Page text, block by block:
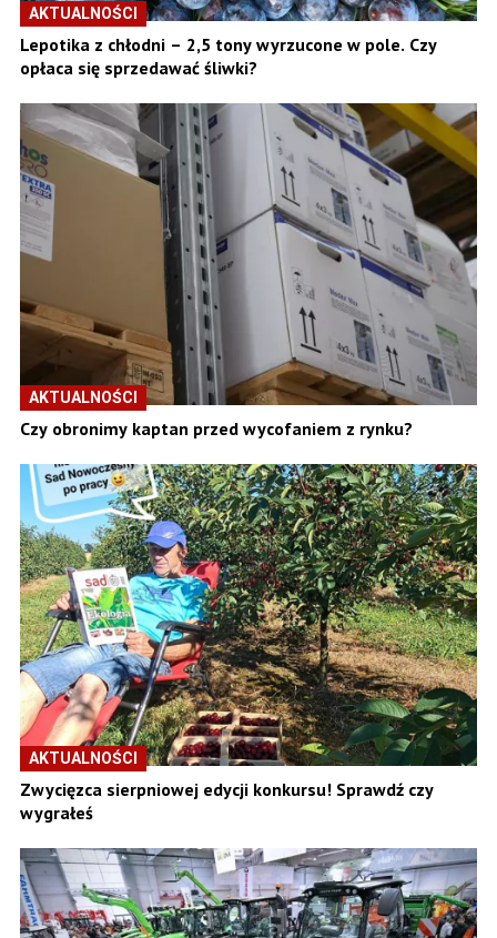
AKTUALNOŚCI
Lepotika z chłodni – 2,5 tony wyrzucone w pole. Czy
opłaca się sprzedawać śliwki?
AKTUALNOŚCI
Czy obronimy kaptan przed wycofaniem z rynku?
AKTUALNOŚCI
Zwycięzca sierpniowej edycji konkursu! Sprawdź czy
wygrałeś